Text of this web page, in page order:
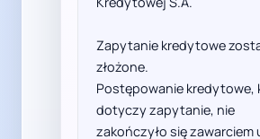
Zapytanie kredytowe
złożone.
Postępowanie kredytowe,
dotyczy zapytanie, nie
zakończyło się zawarciem